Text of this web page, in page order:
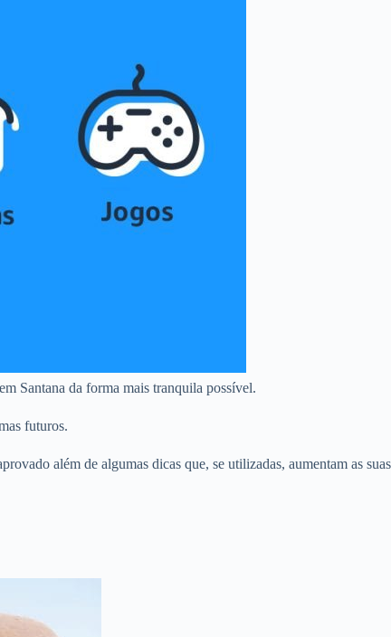
Santana da forma mais tranquila possível.
futuros.
além de algumas dicas que, se utilizadas, aumentam as suas